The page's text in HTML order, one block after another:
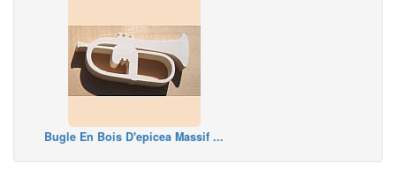
Bugle En Bois D'epicea Massif ...